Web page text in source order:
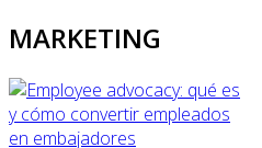
MARKETING